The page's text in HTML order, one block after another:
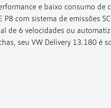
e baixo consumo de
P8 com sistema de emissões
de 6 velocidades ou
seu VW Delivery 13.180 é